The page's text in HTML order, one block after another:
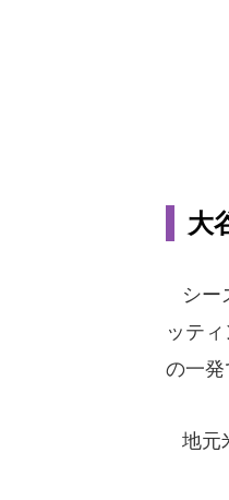
大
シー
ッテ
の一発
地元